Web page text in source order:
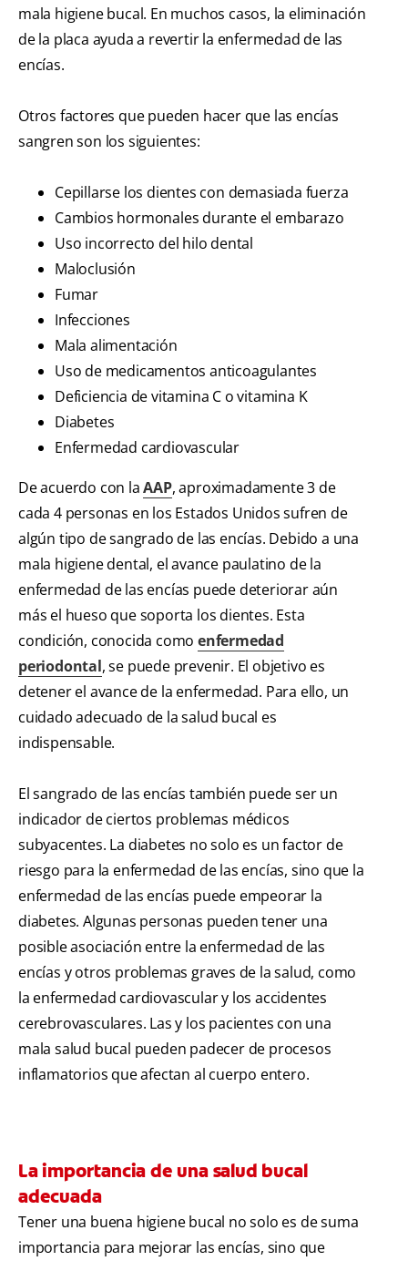
mala higiene bucal. En muchos casos, la eliminación
de la placa ayuda a revertir la enfermedad de las
encías.
Otros factores que pueden hacer que las encías
sangren son los siguientes:
Cepillarse los dientes con demasiada fuerza
Cambios hormonales durante el embarazo
Uso incorrecto del hilo dental
Maloclusión
Fumar
Infecciones
Mala alimentación
Uso de medicamentos anticoagulantes
Deficiencia de vitamina C o vitamina K
Diabetes
Enfermedad cardiovascular
De acuerdo con laAAP, aproximadamente 3 de
cada 4 personas en los Estados Unidos sufren de
algún tipo de sangrado de las encías. Debido a una
mala higiene dental, el avance paulatino de la
enfermedad de las encías puede deteriorar aún
más el hueso que soporta los dientes. Esta
condición, conocida comoenfermedad
periodontal, se puede prevenir. El objetivo es
detener el avance de la enfermedad. Para ello, un
cuidado adecuado de la salud bucal es
indispensable.
El sangrado de las encías también puede ser un
indicador de ciertos problemas médicos
subyacentes. La diabetes no solo es un factor de
riesgo para la enfermedad de las encías, sino que la
enfermedad de las encías puede empeorar la
diabetes. Algunas personas pueden tener una
posible asociación entre la enfermedad de las
encías y otros problemas graves de la salud, como
la enfermedad cardiovascular y los accidentes
cerebrovasculares. Las y los pacientes con una
mala salud bucal pueden padecer de procesos
inflamatorios que afectan al cuerpo entero.
La importancia de una salud bucal
adecuada
Tener una buena higiene bucal no solo es de suma
importancia para mejorar las encías, sino que